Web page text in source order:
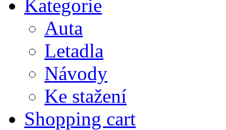
Kategorie
Auta
Letadla
Návody
Ke stažení
Shopping cart